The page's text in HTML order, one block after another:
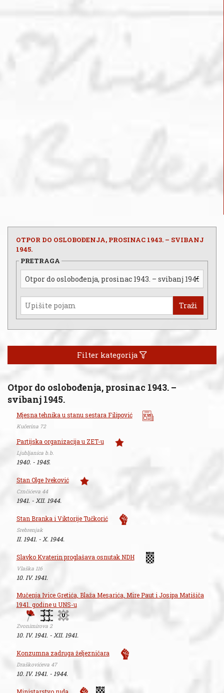
OTPOR DO OSLOBOĐENJA, PROSINAC 1943. – SVIBANJ
1945.
PRETRAGA
Traži
Filter kategorija
Otpor do oslobođenja, prosinac 1943. –
svibanj 1945.
Mjesna tehnika u stanu sestara Filipović
Kučerina 72
Partijska organizacija u ZET-u
Ljubljanica b.b.
1940. - 1945.
Stan Olge Iveković
Crnčićeva 44
1941. - XII. 1944.
Stan Branka i Viktorije Tučkorić
Srebrenjak
II. 1941. - X. 1944.
Slavko Kvaterin proglašava osnutak NDH
Vlaška 116
10. IV. 1941.
Mučenja Ivice Gretića, Blaža Mesarića, Mire Paut i Josipa Matišiča
1941. godine u UNS-u
Zvonimirova 2
10. IV. 1941. - XII. 1941.
Konzumna zadruga željezničara
Draškovićeva 47
10. IV. 1941. - 1944.